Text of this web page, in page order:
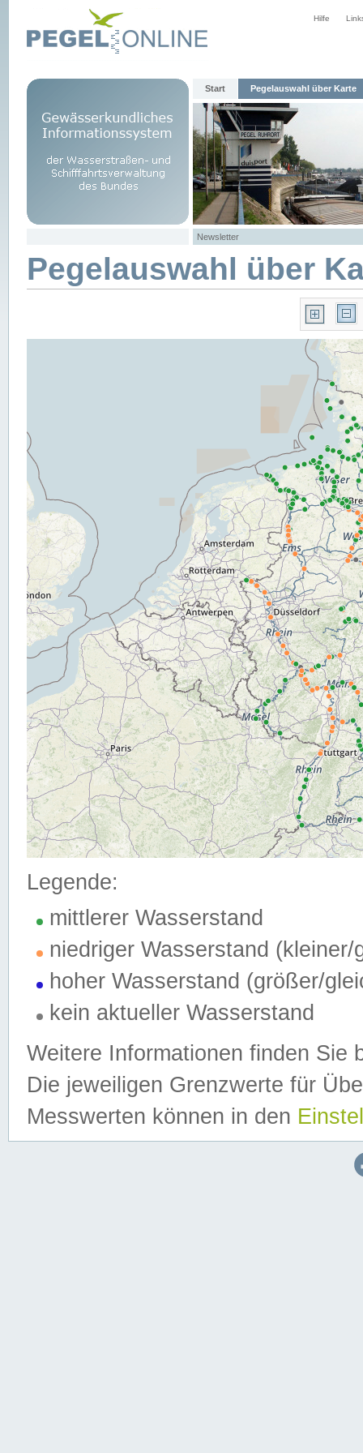
Hilfe
Start Pegelauswahl über Karte
Newsletter
Pegelauswahl über
Legende:
mittlerer Wasserstand
niedriger Wasserstand (kleiner/
hoher Wasserstand (größer/
kein aktueller Wasserstand
Weitere Informationen finden Sie
Die jeweiligen Grenzwerte für
Messwerten können in den